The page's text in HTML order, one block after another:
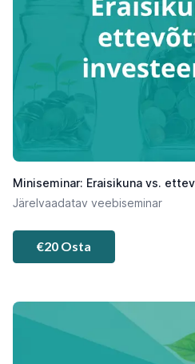
Miniseminar: Eraisikuna vs.
Järelvaadatav veebiseminar
€20 Osta